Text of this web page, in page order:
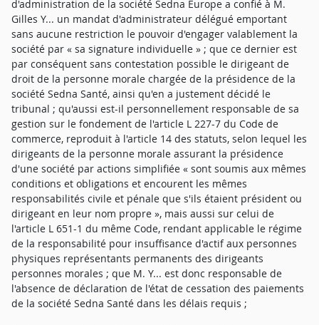
d'administration de la société Sedna Europe a confié à M.
Gilles Y... un mandat d'administrateur délégué emportant
sans aucune restriction le pouvoir d'engager valablement la
société par « sa signature individuelle » ; que ce dernier est
par conséquent sans contestation possible le dirigeant de
droit de la personne morale chargée de la présidence de la
société Sedna Santé, ainsi qu'en a justement décidé le
tribunal ; qu'aussi est-il personnellement responsable de sa
gestion sur le fondement de l'article L 227-7 du Code de
commerce, reproduit à l'article 14 des statuts, selon lequel les
dirigeants de la personne morale assurant la présidence
d'une société par actions simplifiée « sont soumis aux mêmes
conditions et obligations et encourent les mêmes
responsabilités civile et pénale que s'ils étaient président ou
dirigeant en leur nom propre », mais aussi sur celui de
l'article L 651-1 du même Code, rendant applicable le régime
de la responsabilité pour insuffisance d'actif aux personnes
physiques représentants permanents des dirigeants
personnes morales ; que M. Y... est donc responsable de
l'absence de déclaration de l'état de cessation des paiements
de la société Sedna Santé dans les délais requis ;